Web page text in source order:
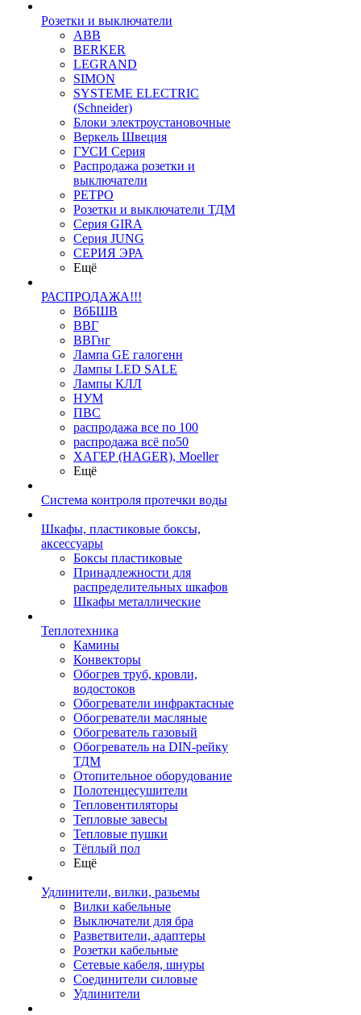
Розетки и выключатели
ABB
BERKER
LEGRAND
SIMON
SYSTEME ELECTRIC
(Schneider)
Блоки электроустановочные
Веркель Швеция
ГУСИ Серия
Распродажа розетки и
выключатели
РЕТРО
Розетки и выключатели ТДМ
Серия GIRA
Серия JUNG
СЕРИЯ ЭРА
Ещё
РАСПРОДАЖА!!!
ВбБШВ
ВВГ
ВВГнг
Лампа GE галогенн
Лампы LED SALE
Лампы КЛЛ
НУМ
ПВС
распродажа все по 100
распродажа всё по50
ХАГЕР (HAGER), Moeller
Ещё
Система контроля протечки воды
Шкафы, пластиковые боксы,
аксессуары
Боксы пластиковые
Принадлежности для
распределительных шкафов
Шкафы металлические
Теплотехника
Камины
Конвекторы
Обогрев труб, кровли,
водостоков
Обогреватели инфрактасные
Обогреватели масляные
Обогреватель газовый
Обогреватель на DIN-рейку
ТДМ
Отопительное оборудование
Полотенцесушители
Тепловентиляторы
Тепловые завесы
Тепловые пушки
Тёплый пол
Ещё
Удлинители, вилки, разьемы
Вилки кабельные
Выключатели для бра
Разветвители, адаптеры
Розетки кабельные
Сетевые кабеля, шнуры
Соединители силовые
Удлинители